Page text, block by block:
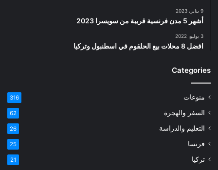
9 يناير، 2023
أشهر 5 مدن فرنسية قريبة من سويسرا 2023
3 يوليو، 2022
افضل 8 محلات بيع الحلقوم في اسطنبول وتركيا
Categories
منوعات 316
السفر والهجرة 62
التعليم والدراسة 26
فرنسا 25
تركيا 21